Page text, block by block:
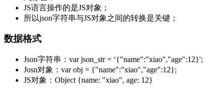
JS语言操作的是JS对象；
所以json字符串与JS对象之间的转换是关键；
数据格式
Json字符串：var json_str = ‘{"name":"xiao","age":12}';
Josn对象：var obj = {"name":"xiao","age":12};
JS对象：Object {name: "xiao", age: 12}